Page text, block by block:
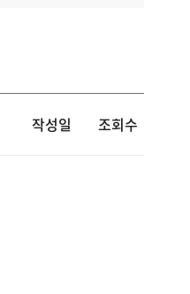
작성일 조회수